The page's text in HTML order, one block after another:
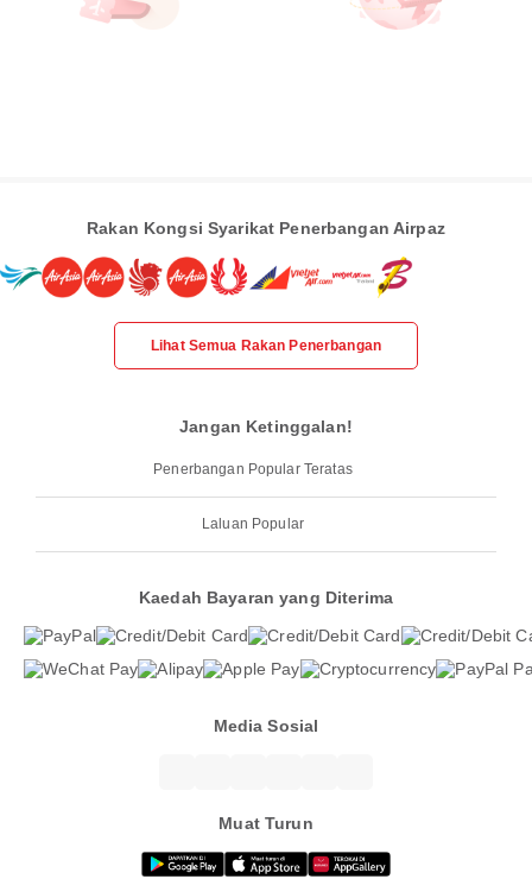
Rakan Kongsi Syarikat Penerbangan Airpaz
Lihat Semua Rakan Penerbangan
Jangan Ketinggalan!
Penerbangan Popular Teratas
Laluan Popular
Kaedah Bayaran yang Diterima
Media Sosial
Muat Turun